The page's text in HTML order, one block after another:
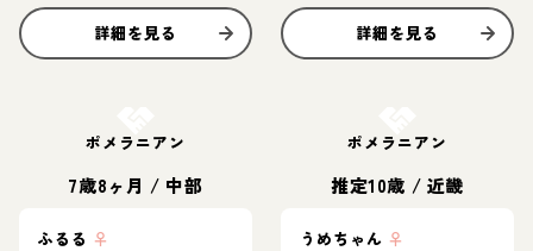
詳細を見る 詳細を見る
ポメラニアン
7歳8ヶ月 / 中部
ふるる ♀
ポメラニアン
推定10歳 / 近畿
うめちゃん ♀